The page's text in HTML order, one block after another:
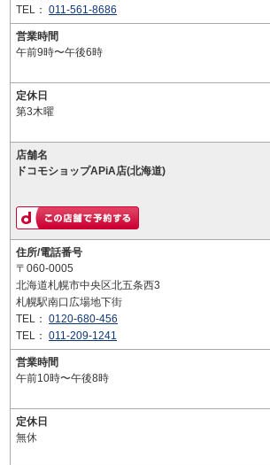
TEL： 011-561-8686
営業時間
午前9時〜午後6時
定休日
第3木曜
店舗名
ドコモショップAPiA店(北海道)
住所/電話番号
〒060-0005
北海道札幌市中央区北五条西3
札幌駅南口広場地下街
TEL： 0120-680-456
TEL： 011-209-1241
営業時間
午前10時〜午後8時
定休日
無休